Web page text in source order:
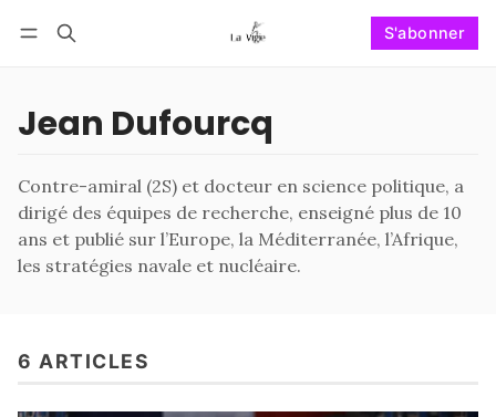
S'abonner
Jean Dufourcq
Contre-amiral (2S) et docteur en science politique, a
dirigé des équipes de recherche, enseigné plus de 10
ans et publié sur l’Europe, la Méditerranée, l’Afrique,
les stratégies navale et nucléaire.
6 ARTICLES